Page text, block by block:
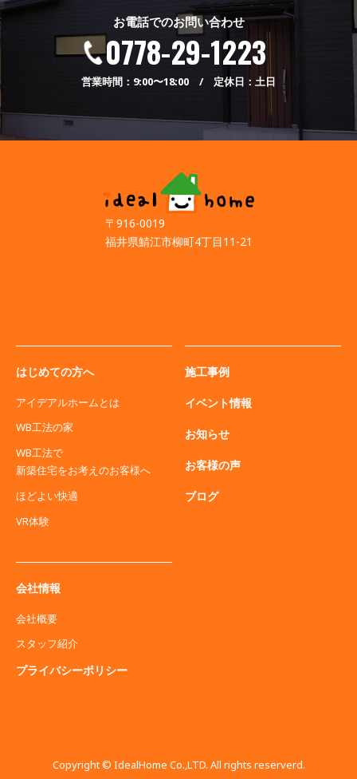
お電話でのお問い合わせ
0778-29-1223
営業時間：9:00〜18:00 / 定休日：土日
〒916-0019
福井県鯖江市柳町4丁目11-21
はじめての方へ
アイデアルホームとは
WB工法の家
WB工法で
新築住宅をお考えのお客様へ
ほどよい快適
VR体験
施工事例
イベント情報
お知らせ
お客様の声
ブログ
会社情報
会社概要
スタッフ紹介
プライバシーポリシー
Copyright © IdealHome Co.,LTD. All rights reserverd.